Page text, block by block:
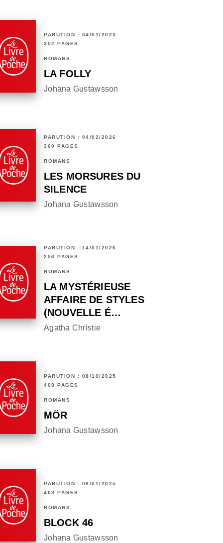
PARUTION : 04/01/2023
352 PAGES
ROMANS
LA FOLLY
Johana Gustawsson
PARUTION : 04/02/2026
360 PAGES
ROMANS
LES MORSURES DU
SILENCE
Johana Gustawsson
PARUTION : 14/01/2026
256 PAGES
ROMANS
LA MYSTÉRIEUSE
AFFAIRE DE STYLES
(NOUVELLE É…
Agatha Christie
PARUTION : 08/10/2025
408 PAGES
ROMANS
MÖR
Johana Gustawsson
PARUTION : 08/01/2025
408 PAGES
ROMANS
BLOCK 46
Johana Gustawsson